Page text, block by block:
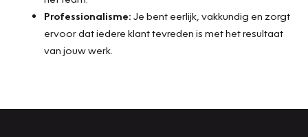
Professionalisme: Je bent eerlijk, vakkundig en zorgt
ervoor dat iedere klant tevreden is met het resultaat
van jouw werk.